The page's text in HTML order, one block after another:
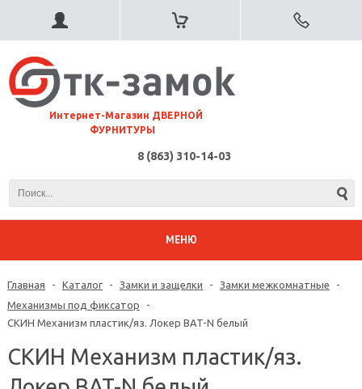
⠀Интернет-Магазин ДВЕРНОЙ
ФУРНИТУРЫ
8 (863) 310-14-03
МЕНЮ
Главная - Каталог - Замки и защелки - Замки межкомнатные
-
Механизмы под фиксатор
-
СКИН Механизм пластик/яз. Локер BAT-N белый
СКИН Механизм пластик/яз.